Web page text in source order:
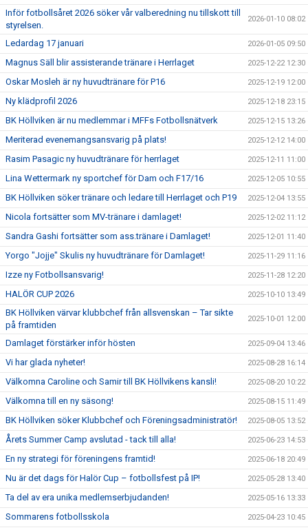
Inför fotbollsåret 2026 söker vår valberedning nu tillskott till
styrelsen.
2026-01-10 08:02
Ledardag 17 januari 2026-01-05 09:50
Magnus Säll blir assisterande tränare i Herrlaget 2025-12-22 12:30
Oskar Mosleh är ny huvudtränare för P16 2025-12-19 12:00
Ny klädprofil 2026 2025-12-18 23:15
BK Höllviken är nu medlemmar i MFFs Fotbollsnätverk 2025-12-15 13:26
Meriterad evenemangsansvarig på plats! 2025-12-12 14:00
Rasim Pasagic ny huvudtränare för herrlaget 2025-12-11 11:00
Lina Wettermark ny sportchef för Dam och F17/16 2025-12-05 10:55
BK Höllviken söker tränare och ledare till Herrlaget och P19 2025-12-04 13:55
Nicola fortsätter som MV-tränare i damlaget! 2025-12-02 11:12
Sandra Gashi fortsätter som ass.tränare i Damlaget! 2025-12-01 11:40
Yorgo "Jojje" Skulis ny huvudtränare för Damlaget! 2025-11-29 11:16
Izze ny Fotbollsansvarig! 2025-11-28 12:20
HALÖR CUP 2026 2025-10-10 13:49
BK Höllviken värvar klubbchef från allsvenskan – Tar sikte
på framtiden
2025-10-01 12:00
Damlaget förstärker inför hösten 2025-09-04 13:46
Vi har glada nyheter! 2025-08-28 16:14
Välkomna Caroline och Samir till BK Höllvikens kansli! 2025-08-20 10:22
Välkomna till en ny säsong! 2025-08-15 11:49
BK Höllviken söker Klubbchef och Föreningsadministratör! 2025-08-05 13:52
Årets Summer Camp avslutad - tack till alla! 2025-06-23 14:53
En ny strategi för föreningens framtid! 2025-06-18 20:49
Nu är det dags för Halör Cup – fotbollsfest på IP! 2025-05-28 13:40
Ta del av era unika medlemserbjudanden! 2025-05-16 13:33
Sommarens fotbollsskola 2025-04-23 10:45